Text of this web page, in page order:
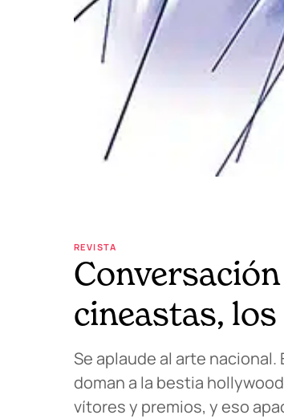
REVISTA
cineastas,
Se aplaude al arte
doman a la bestia
vítores y premios, y eso